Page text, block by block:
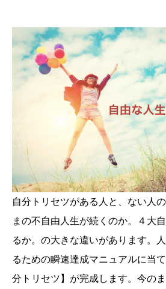
自分トリセツがある人と、ない人
まの不自由人生が続くのか。４大
るか。の大きな違いがあります。
るための瞬速達成マニュアルに当
分トリセツ】が完成します。今の